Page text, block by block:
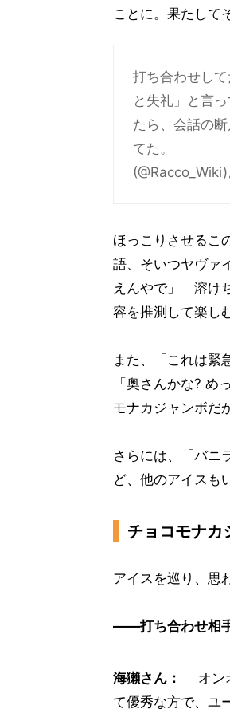
ことに。果たして
打ち合わせし
と失礼」と言
たら、会話の
てた。
(@Racco_Wiki)
ほっこりさせるこ
語、そいつヤヴァ
えんやで」「溶け
容を推測して楽し
また、「これは緊
「奥さんかな?
モナカジャンボだ
さらには、「バニ
ど、他のアイスも
チョコモナカ
アイスを巡り、思
――打ち合わせ相手
海獺さん：
「オ
て優秀な方で、ユ